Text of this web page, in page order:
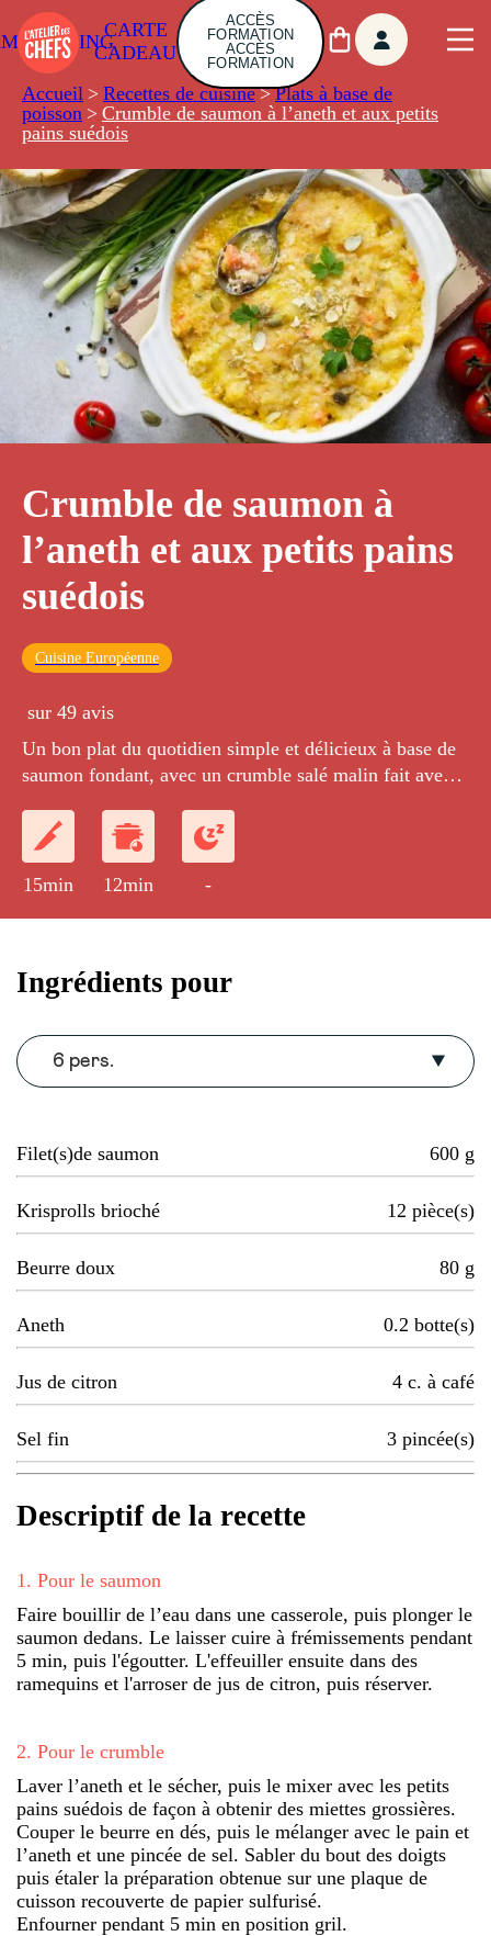
CARTE
CADEAU
ACCÈS
FORMATION
ACCÈS
FORMATION
Accueil > Recettes de cuisine > Plats à base de
poisson > Crumble de saumon à l’aneth et aux petits
pains suédois
Crumble de saumon à
l’aneth et aux petits pains
suédois
Cuisine Européenne
sur 49 avis
Un bon plat du quotidien simple et délicieux à base de
saumon fondant, avec un crumble salé malin fait avec
15min 12min -
Ingrédients pour
6 pers.
Filet(s)de saumon 600 g
Krisprolls brioché 12 pièce(s)
Beurre doux 80 g
Aneth 0.2 botte(s)
Jus de citron 4 c. à café
Sel fin 3 pincée(s)
Descriptif de la recette
1 . Pour le saumon
Faire bouillir de l’eau dans une casserole, puis plonger le
saumon dedans. Le laisser cuire à frémissements pendant
5 min, puis l'égoutter. L'effeuiller ensuite dans des
ramequins et l'arroser de jus de citron, puis réserver.
2. Pour le crumble
Laver l’aneth et le sécher, puis le mixer avec les petits
pains suédois de façon à obtenir des miettes grossières.
Couper le beurre en dés, puis le mélanger avec le pain et
l’aneth et une pincée de sel. Sabler du bout des doigts
puis étaler la préparation obtenue sur une plaque de
cuisson recouverte de papier sulfurisé.
Enfourner pendant 5 min en position gril.